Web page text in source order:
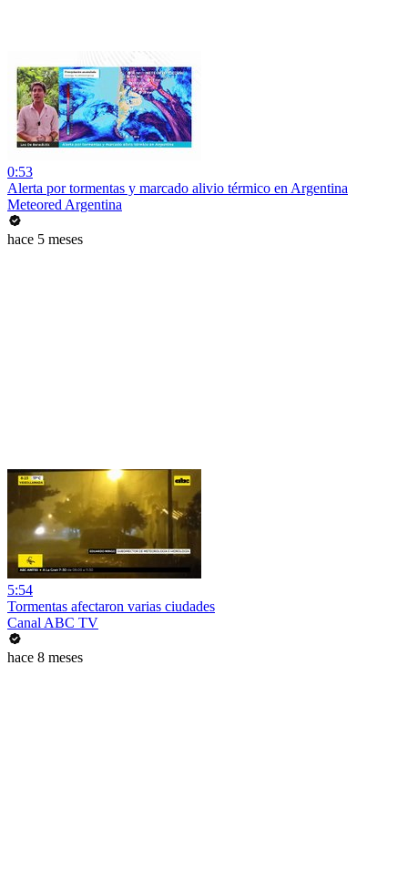
0:53
Alerta por tormentas y marcado alivio térmico en Argentina
Meteored Argentina
hace 5 meses
5:54
Tormentas afectaron varias ciudades
Canal ABC TV
hace 8 meses